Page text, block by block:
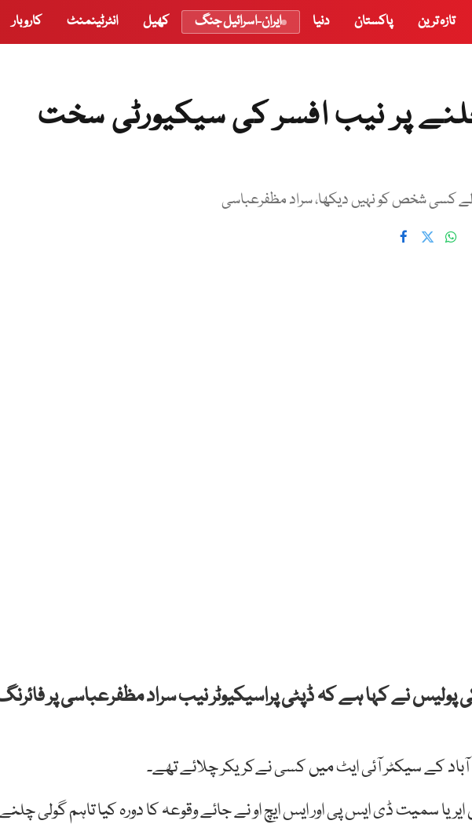
تازہ ترین پاکستان دنیا ایران-اسرائیل جنگ کھیل انٹرٹینمنٹ کاروبار
پر نیب افسر کی سیکیورٹی سخت
کسی شخص کو نہیں دیکھا، سراد مظفرعباسی
پولیس نے کہا ہے کہ ڈپٹی پراسیکیوٹر نیب سراد مظفرعباسی پر
کے سیکٹر آئی ایٹ میں کسی نےکریکر چلائے تھے۔
سمیت ڈی ایس پی اور ایس ایچ او نے جائے وقوعہ کا دورہ کیا تاہم گولی چلنے